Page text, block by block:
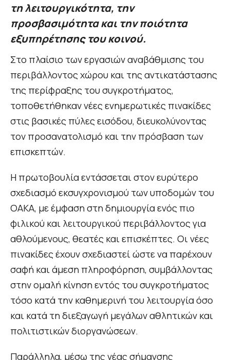
τη λειτουργικότητα, την
προσβασιμότητα και την ποιότητα
εξυπηρέτησης του κοινού.
Στο πλαίσιο των εργασιών αναβάθμισης του
περιβάλλοντος χώρου και της αντικατάστασης
της περίφραξης του συγκροτήματος,
τοποθετήθηκαν νέες ενημερωτικές πινακίδες
στις βασικές πύλες εισόδου, διευκολύνοντας
τον προσανατολισμό και την πρόσβαση των
επισκεπτών.
Η πρωτοβουλία εντάσσεται στον ευρύτερο
σχεδιασμό εκσυγχρονισμού των υποδομών του
ΟΑΚΑ, με έμφαση στη δημιουργία ενός πιο
φιλικού και λειτουργικού περιβάλλοντος για
αθλούμενους, θεατές και επισκέπτες. Οι νέες
πινακίδες έχουν σχεδιαστεί ώστε να παρέχουν
σαφή και άμεση πληροφόρηση, συμβάλλοντας
στην ομαλή κίνηση εντός του συγκροτήματος
τόσο κατά την καθημερινή του λειτουργία όσο
και κατά τη διεξαγωγή μεγάλων αθλητικών και
πολιτιστικών διοργανώσεων.
Παράλληλα, μέσω της νέας σήμανσης